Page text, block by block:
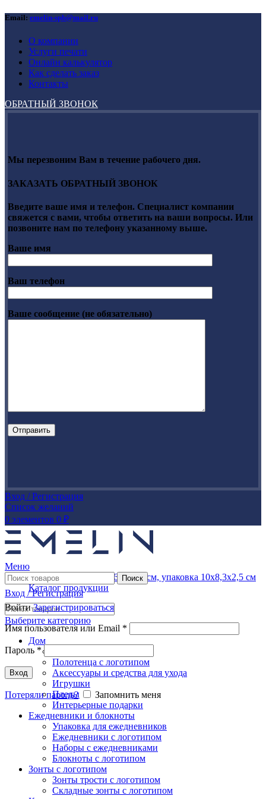
Email: emelin-spb@mail.ru
О компании
Услуги печати
Онлайн калькулятор
Как сделать заказ
Контакты
ОБРАТНЫЙ ЗВОНОК
Мы перезвоним Вам в течение рабочего дня.
ЗАКАЗАТЬ ОБРАТНЫЙ ЗВОНОК
Введите ваше имя и телефон. Специалист компании
свяжется с вами, чтобы ответить на ваши вопросы. Или
позвоните нам по телефону указанному выше.
Ваше имя
Ваш телефон
Ваше сообщение (не обязательно)
Вход / Регистрация
Список желаний
0 элементов 0 ₽
Каталог продукции
Выберите категорию
Дом
Полотенца с логотипом
Аксессуары и средства для ухода
Игрушки
Пледы
Интерьерные подарки
Ежедневники и блокноты
Упаковка для ежедневников
Ежедневники с логотипом
Наборы с ежедневниками
Блокноты с логотипом
Зонты с логотипом
Зонты трости с логотипом
Складные зонты с логотипом
Меню
Поиск
Вход / Регистрация
ВойтиЗарегистрироваться
Имя пользователя или Email *
Пароль *
Вход
Потеряли пароль? Запомнить меня
Нажмите, чтобы увеличить